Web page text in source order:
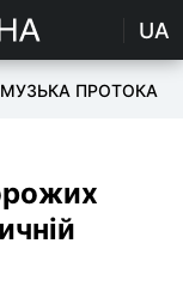
UA
ПРОТОКА